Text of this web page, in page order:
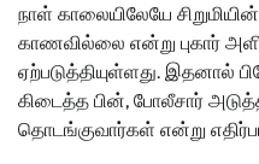
நாள் காலையிலேயே
காணவில்லை என்று புகார்
ஏற்படுத்தியுள்ளது. இதனால்
கிடைத்த பின், போலீசார்
தொடங்குவார்கள் என்று